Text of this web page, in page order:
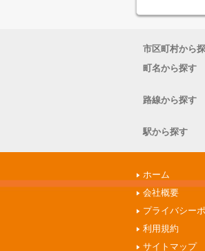
市区町村から
町名から探す
路線から探す
駅から探す
ホーム
会社概要
プライバシー
利用規約
サイトマップ